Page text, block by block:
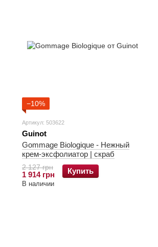
−10%
Артикул: 503622
Guinot
Gommage Biologique - Нежный
крем-эксфолиатор | скраб
2 127 грн
1 914 грн Купить
В наличии